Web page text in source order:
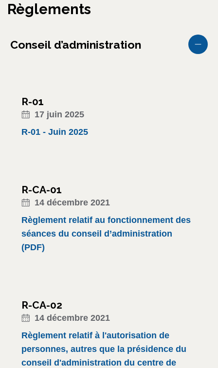
Règlements
Conseil d’administration
R-01
17 juin 2025
R-01 - Juin 2025
R-CA-01
14 décembre 2021
Règlement relatif au fonctionnement des
séances du conseil d’administration
(PDF)
R-CA-02
14 décembre 2021
Règlement relatif à l'autorisation de
personnes, autres que la présidence du
conseil d'administration du centre de